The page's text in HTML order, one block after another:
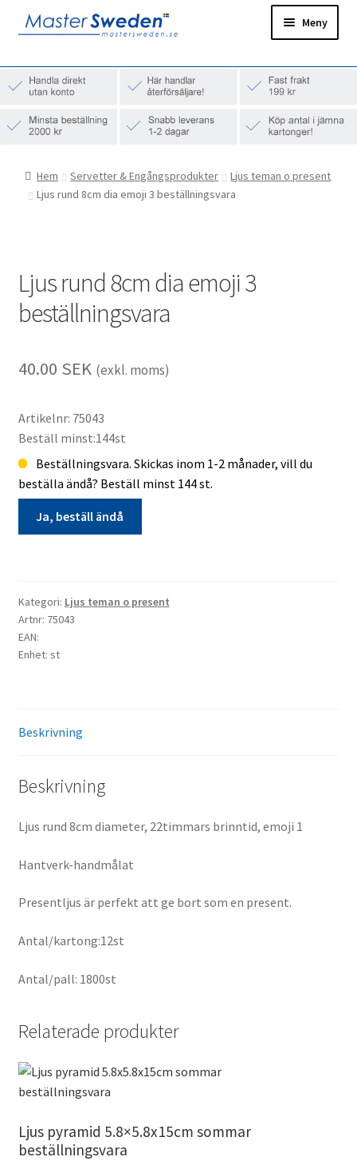
Hoppa
till
Hoppa
till
Meny
Hem
Hem Servetter & Engångsprodukter
Ljus teman o present
Ljus rund 8cm dia emoji 3 beställningsvara
Ljus rund 8cm dia emoji 3
beställningsvara
40.00 SEK (exkl. moms)
Artikelnr: 75043
Beställ minst:144st
Beställningsvara. Skickas inom 1-2 månader, vill du
beställa ändå? Beställ minst 144 st.
Ja, beställ ändå
8cm
dia
emoji
3
Kategori: Ljus teman o present
Artnr: 75043
EAN:
Enhet: st
Beskrivning
Beskrivning
Ljus rund 8cm diameter, 22timmars brinntid, emoji 1
Hantverk-handmålat
Presentljus är perfekt att ge bort som en present.
Antal/kartong:12st
Antal/pall: 1800st
Relaterade produkter
Ljus pyramid 5.8×5.8x15cm sommar
beställningsvara